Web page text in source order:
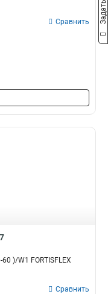
Сравнить
)/W1 FORTISFLEX
Сравнить